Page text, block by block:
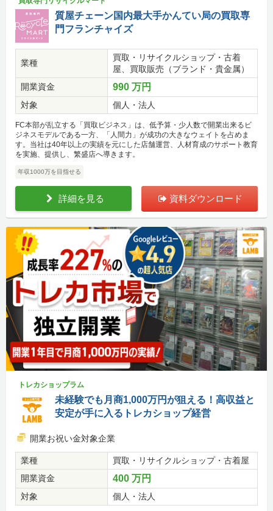
質屋チェーン国内最大手かんてい局の買取専
門フランチャイズ
業種
買取・リサイクルショップ・古着
屋、買取販売（ブランド・貴金属）
開業資金
990 万円
対象 個人・法人
FC本部が乱立する「買取ビジネス」は、低予算・少人数で開業出来るビ
ジネスモデルである一方、「人間力」が成功の大きなウェイトを占めま
す。当社は40年以上の実績を元にした店舗運営、人材育成のサポート教育
を実施、提供し、繁盛店へ導きます。
年収1000万を目指せる
詳細を見る 資料ダウンロード
トレカショップラム
未経験でも月商1,000万円が狙える！高収益と
安定が手に入るトレカショップ経営
開業お祝い金対象企業
業種
買取・リサイクルショップ・古着屋
開業資金
400 万円
対象 個人・法人